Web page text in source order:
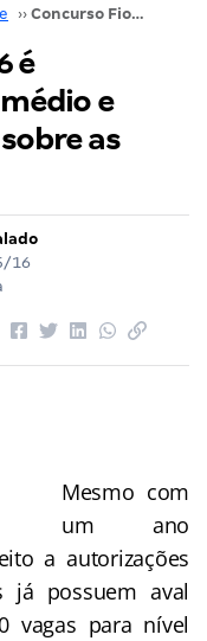
›› Concurso Fiocruz 2016 é autorizado para nível médio e superior! Saiba TUDO sobre as carreiras!
é
e
as
16
Mesmo com
um ano
a autorizações
já possuem aval
vagas para nível